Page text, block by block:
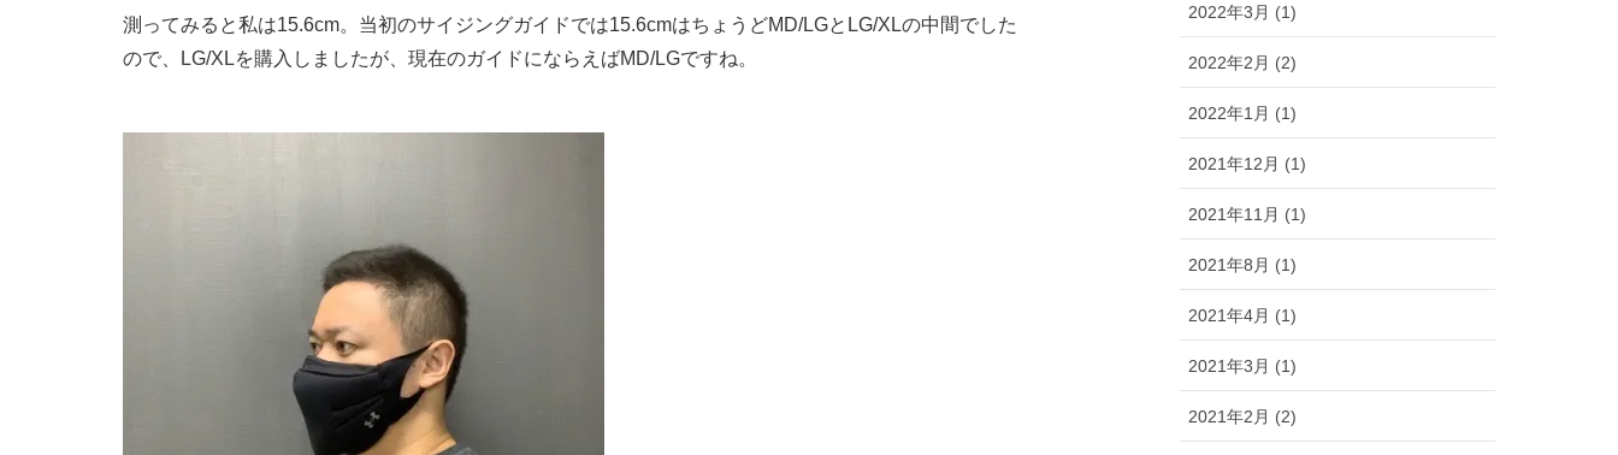
測ってみると私は15.6cm。当初のサイジングガイドでは15.6cmはちょうどMD/LGとLG/XLの中間でした
ので、LG/XLを購入しましたが、現在のガイドにならえばMD/LGですね。
2022年3月 (1)
2022年2月 (2)
2022年1月 (1)
2021年12月 (1)
2021年11月 (1)
2021年8月 (1)
2021年4月 (1)
2021年3月 (1)
2021年2月 (2)